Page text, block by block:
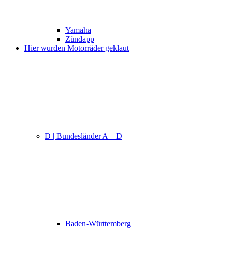
Yamaha
Zündapp
Hier wurden Motorräder geklaut
D | Bundesländer A – D
Baden-Württemberg